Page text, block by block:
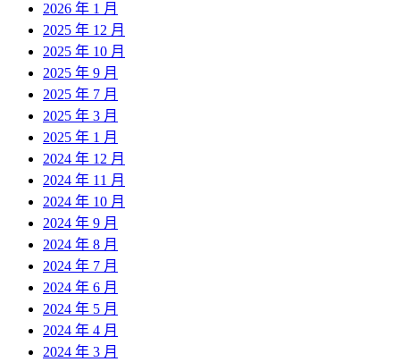
2026 年 1 月
2025 年 12 月
2025 年 10 月
2025 年 9 月
2025 年 7 月
2025 年 3 月
2025 年 1 月
2024 年 12 月
2024 年 11 月
2024 年 10 月
2024 年 9 月
2024 年 8 月
2024 年 7 月
2024 年 6 月
2024 年 5 月
2024 年 4 月
2024 年 3 月